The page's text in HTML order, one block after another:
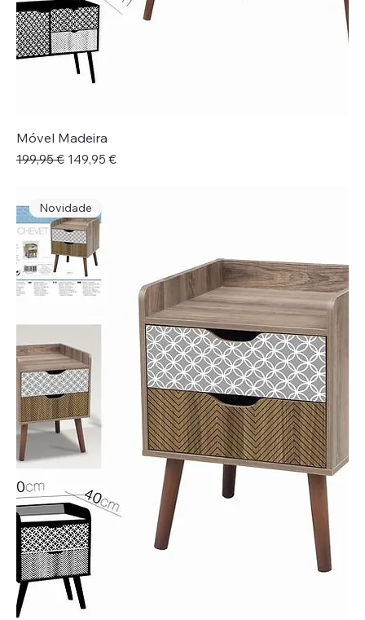
Móvel Madeira
Preço normal
199,95 € Preço promocional
149,95 €
Novidade